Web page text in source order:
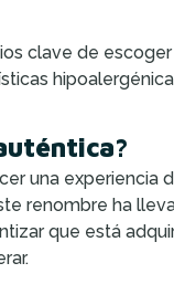
clave de
una experiencia
renombre ha
que está